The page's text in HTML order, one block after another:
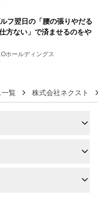
フ翌日の「腰の張りやだる
方ない」で済ませるのをや
ホールディングス
一覧 株式会社ネクスト